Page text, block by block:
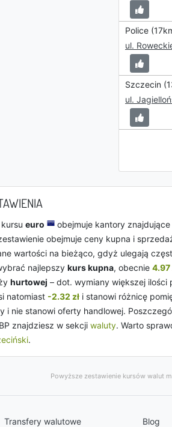
Police
ul.
Szczecin
ul.
euro obejmuje kantory
obejmuje ceny kupna i
wartości na bieżąco, gdyż ulegają
najlepszy kurs kupna, obecnie 4.97
hurtowej – dot. wymiany większej ilości
natomiast -2.32 zł i stanowi różnicę
i nie stanowi oferty handlowej.
znajdziesz w sekcji waluty. Warto
.
Powyższe zestawienie kursów walut
Transfery walutowe Blog